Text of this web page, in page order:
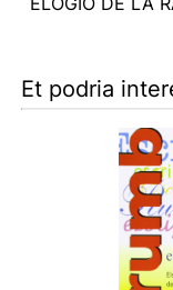
Et podria